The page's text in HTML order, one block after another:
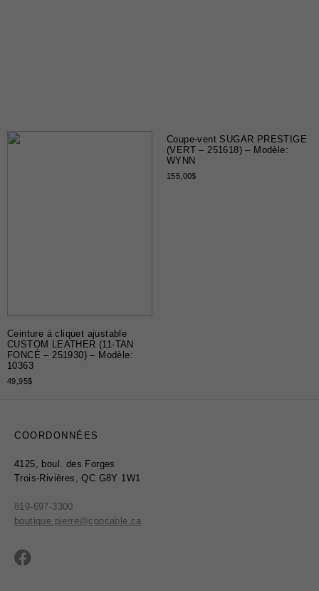
Ceinture à cliquet ajustable
CUSTOM LEATHER (11-TAN
FONCÉ – 251930) – Modèle:
10363
49,95$
Coupe-vent SUGAR PRESTIGE
(VERT – 251618) – Modèle:
WYNN
155,00$
COORDONNÉES
4125, boul. des Forges
Trois-Rivières, QC G8Y 1W1
819-697-3300
boutique.pierre@cgocable.ca